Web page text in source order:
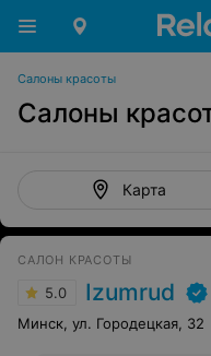
Салоны красоты
Салоны
Карта
САЛОН КРАСОТЫ
5.0 Izumrud
Минск, ул. Городецкая, 32